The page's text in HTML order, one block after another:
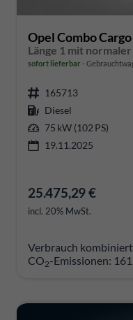
Opel Combo Cargo
Länge 1 mit
sofort lieferbar
165713
Diesel
75 kW (102 PS)
19.11.2025
25.475,29 €
incl. 20% MwSt.
Verbrauch
CO2-Emissionen: